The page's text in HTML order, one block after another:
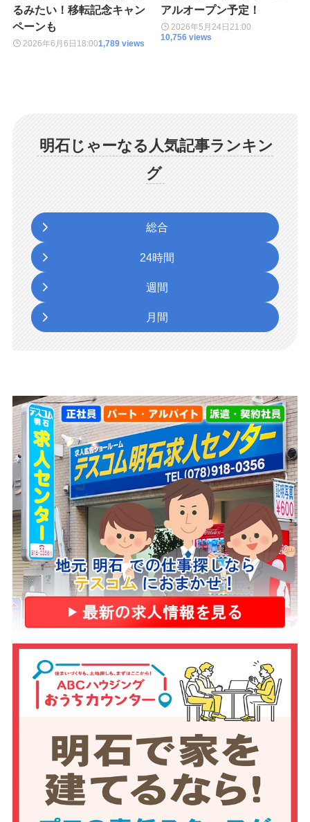
るみたい！移転記念キャン
ペーンも
2026年6月6日 18:001,789 views
アルオープン予定！
2026年5月24日21:00
10,756 views
明石じゃーなる人気記事ランキン
グ
総合
24時間
週間
月間